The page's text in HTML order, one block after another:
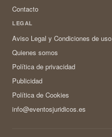
Contacto
LEGAL
Aviso Legal y Condiciones de uso
Quienes somos
Política de privacidad
Publicidad
Política de Cookies
info@eventosjuridicos.es